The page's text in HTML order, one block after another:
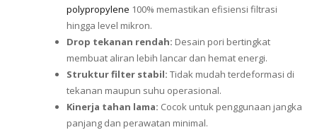
polypropylene 100% memastikan efisiensi filtrasi
hingga level mikron.
Drop tekanan rendah: Desain pori bertingkat
membuat aliran lebih lancar dan hemat energi.
Struktur filter stabil: Tidak mudah terdeformasi di
tekanan maupun suhu operasional.
Kinerja tahan lama: Cocok untuk penggunaan jangka
panjang dan perawatan minimal.